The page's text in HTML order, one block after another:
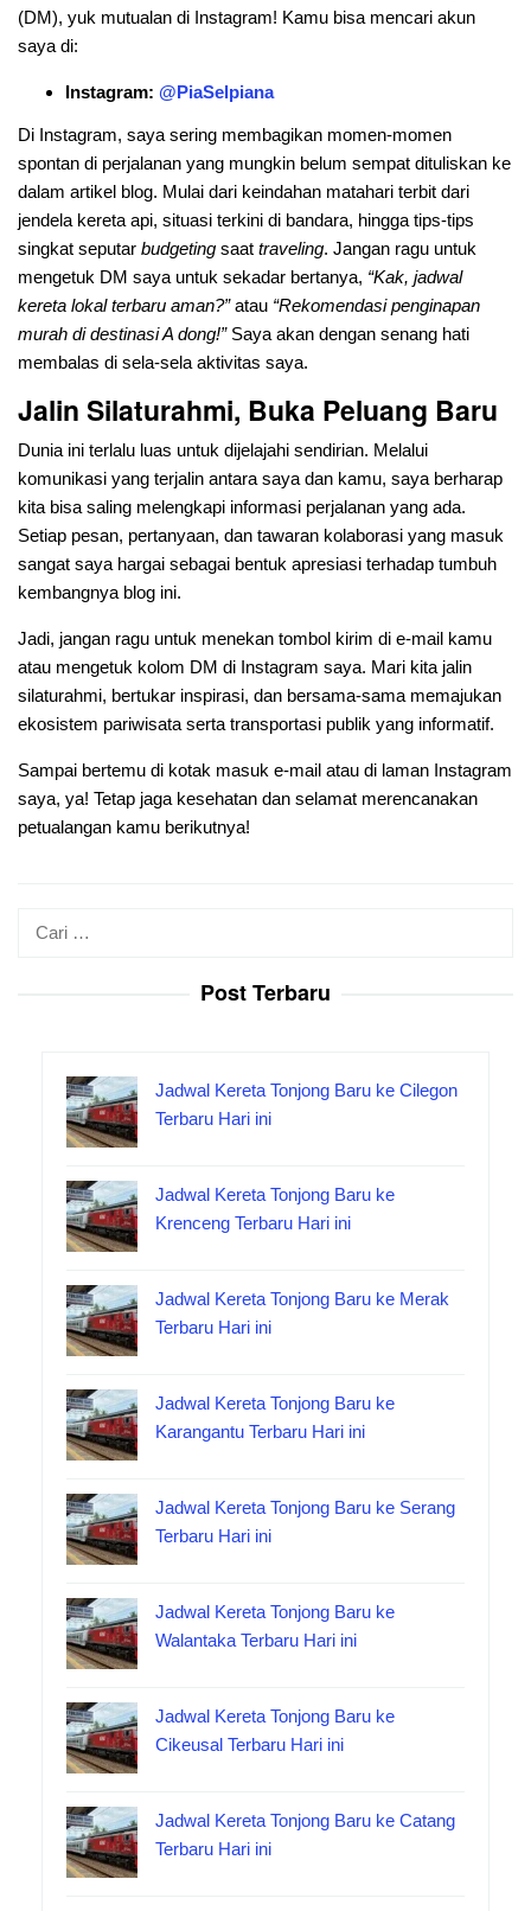
(DM), yuk mutualan di Instagram! Kamu bisa mencari akun
saya di:
Instagram: @PiaSelpiana
Di Instagram, saya sering membagikan momen-momen
spontan di perjalanan yang mungkin belum sempat dituliskan ke
dalam artikel blog. Mulai dari keindahan matahari terbit dari
jendela kereta api, situasi terkini di bandara, hingga tips-tips
singkat seputar budgeting saat traveling. Jangan ragu untuk
mengetuk DM saya untuk sekadar bertanya, “Kak, jadwal
kereta lokal terbaru aman?”atau “Rekomendasi penginapan
murah di destinasi A dong!”Saya akan dengan senang hati
membalas di sela-sela aktivitas saya.
Jalin Silaturahmi, Buka Peluang Baru
Dunia ini terlalu luas untuk dijelajahi sendirian. Melalui
komunikasi yang terjalin antara saya dan kamu, saya berharap
kita bisa saling melengkapi informasi perjalanan yang ada.
Setiap pesan, pertanyaan, dan tawaran kolaborasi yang masuk
sangat saya hargai sebagai bentuk apresiasi terhadap tumbuh
kembangnya blog ini.
Jadi, jangan ragu untuk menekan tombol kirim di e-mail kamu
atau mengetuk kolom DM di Instagram saya. Mari kita jalin
silaturahmi, bertukar inspirasi, dan bersama-sama memajukan
ekosistem pariwisata serta transportasi publik yang informatif.
Sampai bertemu di kotak masuk e-mail atau di laman Instagram
saya, ya! Tetap jaga kesehatan dan selamat merencanakan
petualangan kamu berikutnya!
Post Terbaru
Jadwal Kereta Tonjong Baru ke Cilegon
Terbaru Hari ini
Jadwal Kereta Tonjong Baru ke
Krenceng Terbaru Hari ini
Jadwal Kereta Tonjong Baru ke Merak
Terbaru Hari ini
Jadwal Kereta Tonjong Baru ke
Karangantu Terbaru Hari ini
Jadwal Kereta Tonjong Baru ke Serang
Terbaru Hari ini
Jadwal Kereta Tonjong Baru ke
Walantaka Terbaru Hari ini
Jadwal Kereta Tonjong Baru ke
Cikeusal Terbaru Hari ini
Jadwal Kereta Tonjong Baru ke Catang
Terbaru Hari ini